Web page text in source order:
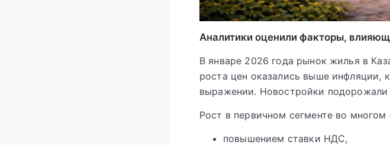
Аналитики оценили факторы,
В январе 2026 года рынок жилья в
роста цен оказались выше инфляции,
выражении. Новостройки подорожали
Рост в первичном сегменте во
повышением ставки НДС,